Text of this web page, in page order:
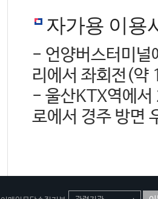
자가용 이용
- 언양버스터미널
리에서 좌회전(약
- 울산KTX역에서
로에서 경주 방면